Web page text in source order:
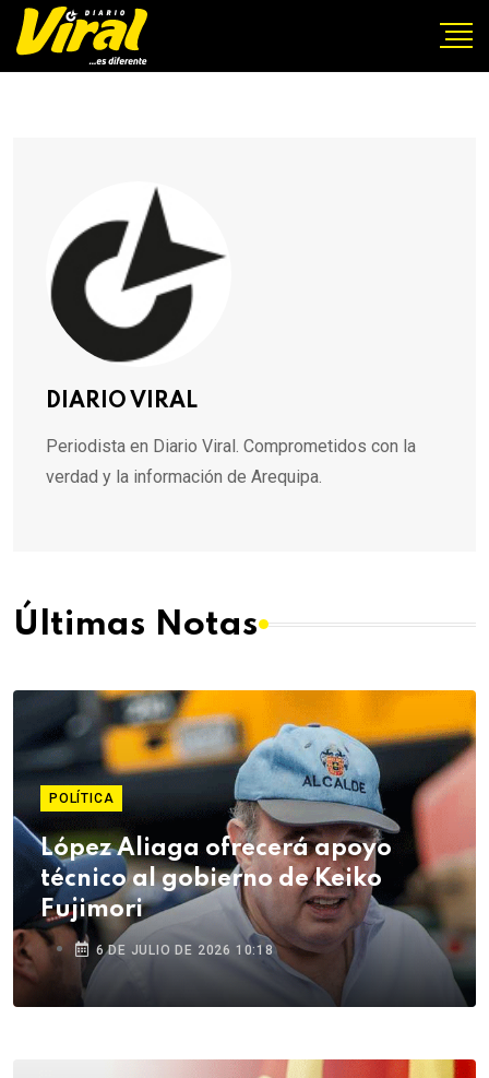
DIARIO VIRAL
Periodista en Diario Viral. Comprometidos con la
verdad y la información de Arequipa.
Últimas Notas
POLÍTICA
López Aliaga ofrecerá apoyo
técnico al gobierno de Keiko
Fujimori
6 DE JULIO DE 2026 10:18